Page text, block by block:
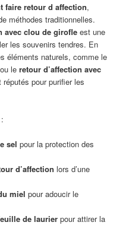
faire retour d affection,
méthodes traditionnelles.
avec clou de girofle est une
les souvenirs tendres. En
éléments naturels, comme le
ou leretour d’affection avec
pour purifier les
sel pour la protection des
d’affection lors d’une
miel pour adoucir le
de laurierpour attirer la